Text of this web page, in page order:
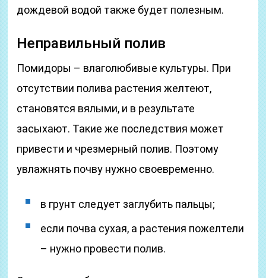
дождевой водой также будет полезным.
Неправильный полив
Помидоры – влаголюбивые культуры. При
отсутствии полива растения желтеют,
становятся вялыми, и в результате
засыхают. Такие же последствия может
привести и чрезмерный полив. Поэтому
увлажнять почву нужно своевременно.
в грунт следует заглубить пальцы;
если почва сухая, а растения пожелтели
– нужно провести полив.